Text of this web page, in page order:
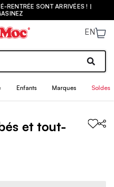
RENTRÉE SONT ARRIVÉES ! |
EN
Enfants Marques Soldes
et tout-